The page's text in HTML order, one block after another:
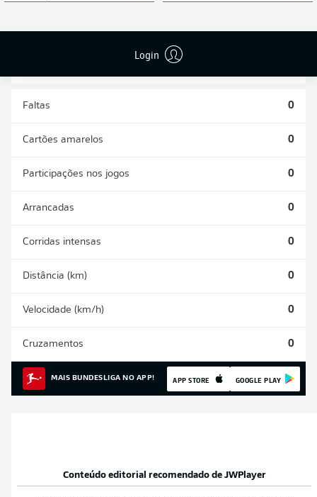
Login
Faltas 0
Cartões amarelos 0
Participações nos jogos 0
Arrancadas 0
Corridas intensas 0
Distância (km) 0
Velocidade (km/h) 0
Cruzamentos 0
MAIS BUNDESLIGA NO APP! APP STORE GOOGLE PLAY
Conteúdo editorial recomendado de JWPlayer